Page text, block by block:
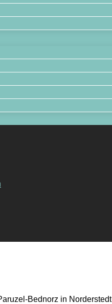
Bednorz in Norderstedt